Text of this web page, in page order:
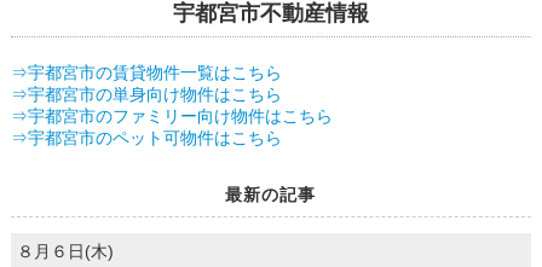
宇都宮市不動産情報
⇒宇都宮市の賃貸物件一覧はこちら
⇒宇都宮市の単身向け物件はこちら
⇒宇都宮市のファミリー向け物件はこちら
⇒宇都宮市のペット可物件はこちら
最新の記事
８月６日(木)